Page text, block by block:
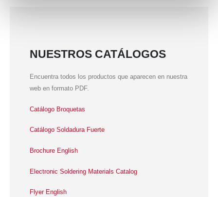
NUESTROS CATÁLOGOS
Encuentra todos los productos que aparecen en nuestra
web en formato PDF.
Catálogo Broquetas
Catálogo Soldadura Fuerte
Brochure English
Electronic Soldering Materials Catalog
Flyer English